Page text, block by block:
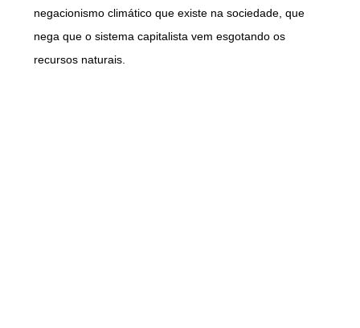
negacionismo climático que existe na sociedade, que
nega que o sistema capitalista vem esgotando os
recursos naturais.